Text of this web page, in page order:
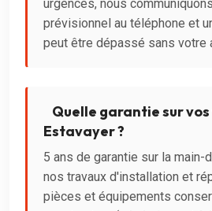
urgences, nous
prévisionnel au téléphone et
peut être dépassé sans votre
Quelle garantie sur
Estavayer ?
5 ans de garantie sur la
nos travaux d'installation et
pièces et équipements